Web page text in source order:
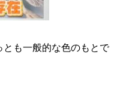
とも一般的な色のもとで